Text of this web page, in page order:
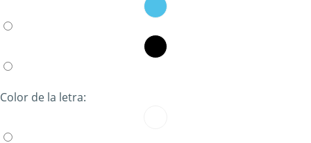
Color de la letra: